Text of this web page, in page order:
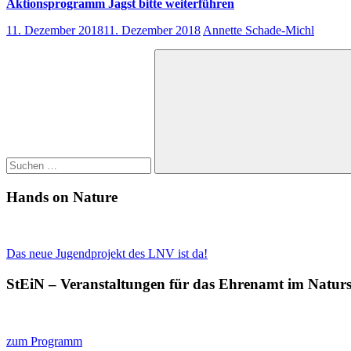
Aktionsprogramm Jagst bitte weiterführen
11. Dezember 201811. Dezember 2018 Annette Schade-Michl
Suchen
Hands on Nature
Das neue Jugendprojekt des LNV ist da!
StEiN – Veranstaltungen für das Ehrenamt im
zum Programm